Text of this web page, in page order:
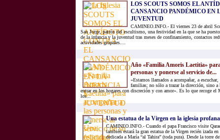
LOS SCOUTS SOMOS EL
CANSANCIO PANDÉMICO EN
JUVENTUD
CAMINEO.INFO.- El viernes 23 de abril
San Jorge, patrón del escultismo, una festividad en la que se ha
de la infancia y la juventud tras meses de confinamiento, contactos
actividades grupales....
Año «Familia Amoris Laetitia»
personas y ponerse al servicio de...
«Estamos llamados a acompañar, a
familias; no sólo a trazar la dirección, sino a
entrar en los hogares con discreción y con amor». Es lo que recoge el
los...
Una estatua de la Virgen en la iglesia
CAMINEO.INFO.- Cuando el papa Francisco visite
también estará la gran estatua de la Virgen recién izada
dedicada a María “al Tahira” (toda pura). Desde la torre